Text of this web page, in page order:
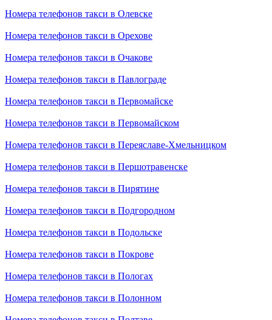
Номера телефонов такси в Олевске
Номера телефонов такси в Орехове
Номера телефонов такси в Очакове
Номера телефонов такси в Павлограде
Номера телефонов такси в Первомайске
Номера телефонов такси в Первомайском
Номера телефонов такси в Переяславе-Хмельницком
Номера телефонов такси в Першотравенске
Номера телефонов такси в Пирятине
Номера телефонов такси в Подгородном
Номера телефонов такси в Подольске
Номера телефонов такси в Покрове
Номера телефонов такси в Пологах
Номера телефонов такси в Полонном